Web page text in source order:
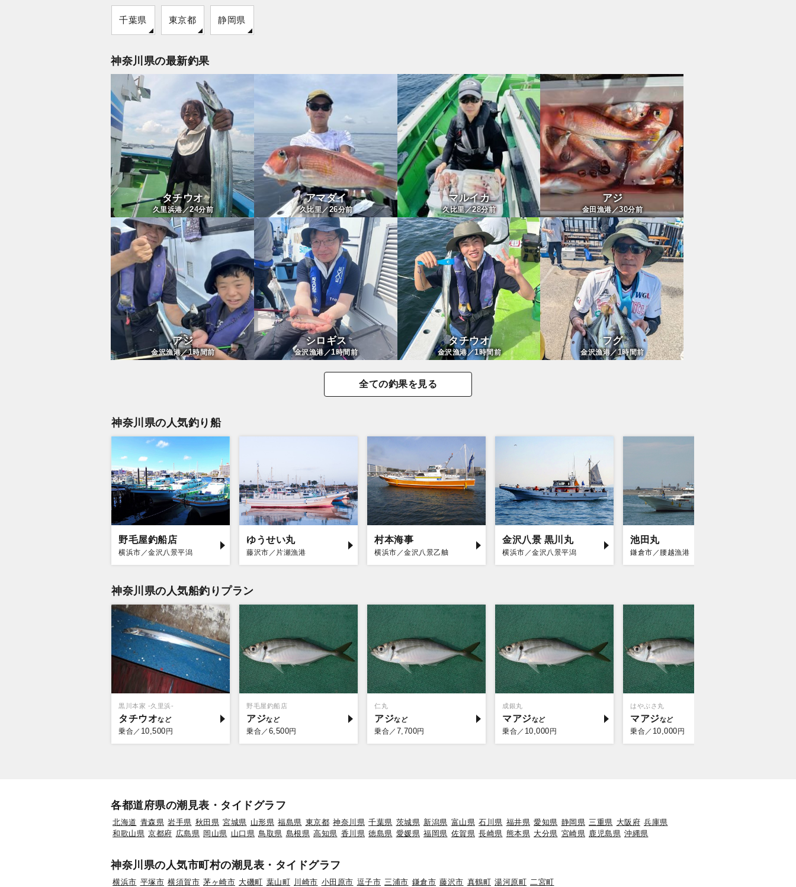
千葉県 東京都 静岡県
神奈川県の最新釣果
タチウオ
久里浜港／24分前
アマダイ
久比里／26分前
マルイカ
久比里／28分前
アジ
金田漁港／30分前
アジ
金沢漁港／1時間前
シロギス
金沢漁港／1時間前
タチウオ
金沢漁港／1時間前
フグ
金沢漁港／1時間前
全ての釣果を見る
神奈川県の人気釣り船
野毛屋釣船店
横浜市／金沢八景平潟
ゆうせい丸
藤沢市／片瀬漁港
村本海事
横浜市／金沢八景乙舳
金沢八景 黒川丸
横浜市／金沢八景平潟
池田丸
鎌倉市／腰越漁港
神奈川県の人気船釣りプラン
黒川本家 -久里浜-
タチウオ
乗合／ 10,500 円
野毛屋釣船店
アジ
乗合／ 6,500円
仁丸
アジ
乗合／ 7,700円
成銀丸
マアジ
乗合／ 10,000 円
はやぶさ丸
マアジ
乗合／ 10,000 円
各都道府県の潮見表・タイドグラフ
北海道 青森県 岩手県 秋田県 宮城県 山形県 福島県 東京都 神奈川県 千葉県 茨城県 新潟県 富山県 石川県 福井県 愛知県 静岡県 三重県 大阪府 兵庫県
和歌山県 京都府 広島県 岡山県 山口県 鳥取県 島根県 高知県 香川県 徳島県 愛媛県 福岡県 佐賀県 長崎県 熊本県 大分県 宮崎県 鹿児島県 沖縄県
神奈川県の人気市町村の潮見表・タイドグラフ
横浜市 平塚市 横須賀市 茅ヶ崎市 大磯町 葉山町 川崎市 小田原市 逗子市 三浦市 鎌倉市 藤沢市 真鶴町 湯河原町 二宮町